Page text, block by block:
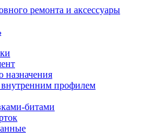
ремонта и аксессуары
назначения
профилем
битами